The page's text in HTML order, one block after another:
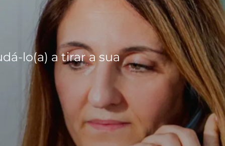
lo(a) a tirar a sua